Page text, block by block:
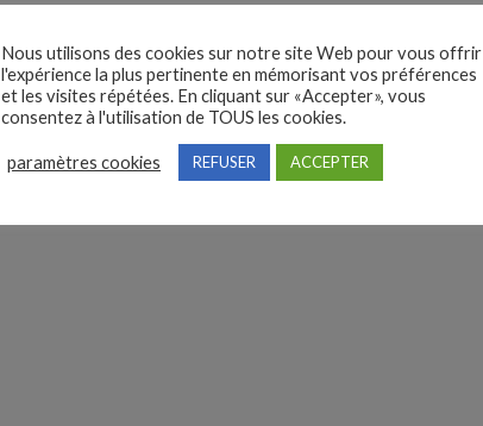
Nous utilisons des cookies sur notre site Web pour vous offrir
l'expérience la plus pertinente en mémorisant vos préférences
et les visites répétées. En cliquant sur «Accepter», vous
consentez à l'utilisation de TOUS les cookies.
paramètres cookies REFUSER ACCEPTER